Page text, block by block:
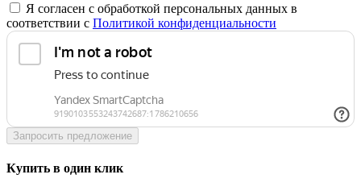
Я согласен с обработкой персональных данных в
соответствии с Политикой конфиденциальности
Запросить предложение
Купить в один клик